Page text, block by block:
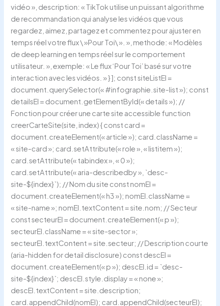
vidéo », description: « TikTok utilise un puissant algorithme
de recommandation qui analyse les vidéos que vous
regardez, aimez, partagez et commentez pour ajuster en
temps réel votre flux \ »Pour Toi\ ». », methode: « Modèles
de deep learning en temps réel sur le comportement
utilisateur. », exemple: « Le flux ‘Pour Toi’ basé sur votre
interaction avec les vidéos. » } ]; const siteListEl =
document.querySelector(« #infographie.site-list »); const
detailsEl = document.getElementById(« details »); //
Fonction pour créer une carte site accessible function
creerCarteSite(site, index) { const card =
document.createElement(« article »); card.className =
« site-card »; card.setAttribute(« role », « listitem »);
card.setAttribute(« tabindex », « 0 »);
card.setAttribute(« aria-describedby », `desc-
site-${index}`); // Nom du site const nomEl =
document.createElement(« h3 »); nomEl.className =
« site-name »; nomEl.textContent = site.nom; // Secteur
const secteurEl = document.createElement(« p »);
secteurEl.className = « site-sector »;
secteurEl.textContent = site.secteur; // Description courte
(aria-hidden for detail disclosure) const descEl =
document.createElement(« p »); descEl.id = `desc-
site-${index}`; descEl.style.display = « none »;
descEl.textContent = site.description;
card.appendChild(nomEl); card.appendChild(secteurEl);